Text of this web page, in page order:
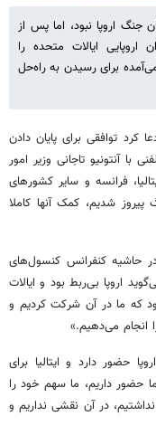
جنگ اروپا نبود، اما پس از
اروپایی ایالات متحده را
برای رسیدن به راه‌حل
کرد توافقی برای پایان دادن
آنتونیو تاجانی وزیر امور
فرانسه و سایر کشورهای
شدیم، کمک آنها کاملا
در حاشیه کنفرانس کنسول‌های
اروپا بی‌ربط بود و ایالات
که ما در آن شرکت کردیم و
انجام می‌دهیم.»
حضور دارد و ایتالیا برای
حضور داریم، ما سهم خود را
در آن نقشی نداریم و